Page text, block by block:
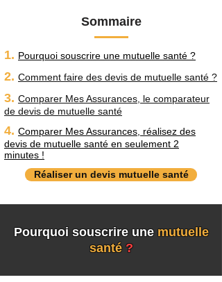
Sommaire
1. Pourquoi souscrire une mutuelle santé ?
2. Comment faire des devis de mutuelle santé ?
3. Comparer Mes Assurances, le comparateur
de devis de mutuelle santé
4. Comparer Mes Assurances, réalisez des
devis de mutuelle santé en seulement 2
minutes !
Réaliser un devis mutuelle santé
Pourquoi souscrire une mutuelle
santé ?